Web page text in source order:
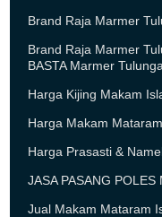
Brand Raja Marmer
Brand Raja Marmer
BASTA Marmer
Harga Kijing Makam
Harga Makam
Harga Prasasti &
JASA PASANG POLES
Jual Makam Mataram